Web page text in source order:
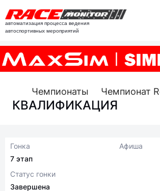
автоматизация процесса ведения
автоспортивных мероприятий
Чемпионаты Чемпионат
КВАЛИФИКАЦИЯ
Гонка
7 этап
Статус гонки
Завершена
Афиша